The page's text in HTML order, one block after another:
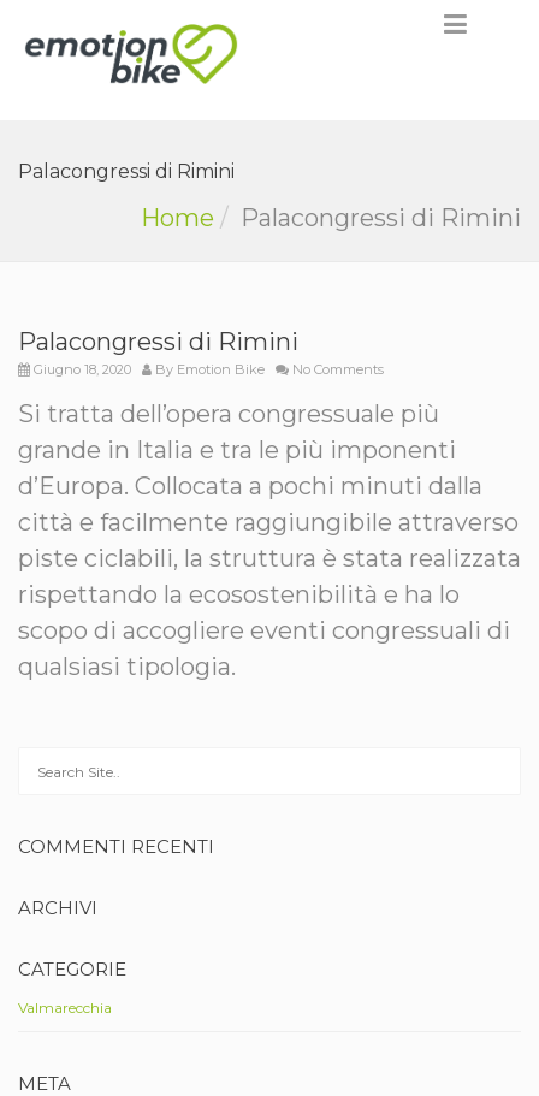
Palacongressi di Rimini
Home Palacongressi di Rimini
Palacongressi di Rimini
Giugno 18, 2020 By Emotion Bike No Comments
Si tratta dell’opera congressuale più
grande in Italia e tra le più imponenti
d’Europa. Collocata a pochi minuti dalla
città e facilmente raggiungibile attraverso
piste ciclabili, la struttura è stata realizzata
rispettando la ecosostenibilità e ha lo
scopo di accogliere eventi congressuali di
qualsiasi tipologia.
COMMENTI RECENTI
ARCHIVI
CATEGORIE
Valmarecchia
META